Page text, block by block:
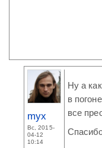
myx
Вс, 2015-
04-12
10:14
Ну а
в
все